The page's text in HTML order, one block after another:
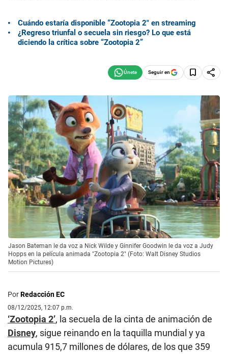
Cuándo estaría disponible “Zootopia 2″ en streaming
¿Regreso triunfal o secuela sin riesgo? Lo que está
diciendo la crítica sobre “Zootopia 2”
Seguir en
Jason Bateman le da voz a Nick Wilde y Ginnifer Goodwin le da voz a Judy
Hopps en la película animada "Zootopia 2" (Foto: Walt Disney Studios
Motion Pictures)
PorRedacción EC
08/12/2025, 12:07 p.m.
‘Zootopia 2’, la secuela de la cinta de animación de
Disney, sigue reinando en la taquilla mundial y ya
acumula 915,7 millones de dólares, de los que 359